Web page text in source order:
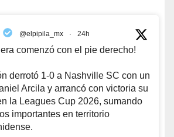
@elpipila_mx · 24h
comenzó con el pie derecho!
derrotó 1-0 a Nashville SC con un
Arcila y arrancó con victoria su
la Leagues Cup 2026, sumando
importantes en territorio